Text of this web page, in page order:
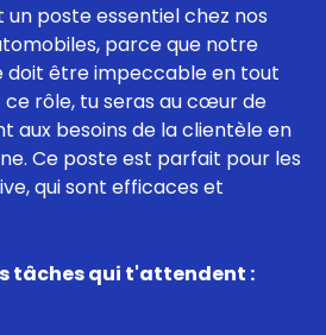
un poste essentiel chez nos
parce que notre
doit être impeccable en tout
rôle, tu seras au cœur de
aux besoins de la clientèle en
Ce poste est parfait pour les
qui sont efficaces et
tâches qui t'attendent :